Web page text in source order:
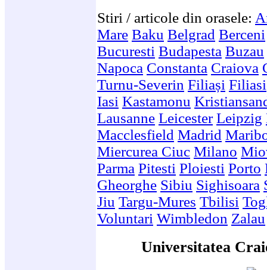
Stiri / articole din orasele:
Mare Baku Belgrad Berceni
Bucuresti Budapesta Buzau
Napoca Constanta Craiova
Turnu-Severin Filiași Filiasi
Iasi Kastamonu
Lausanne Leicester Leipzig
Macclesfield Madrid
Miercurea Ciuc Milano
Parma Pitesti Ploiesti Porto
Gheorghe Sibiu Sighisoara
Jiu Targu-Mures Tbilisi
Voluntari Wimbledon Zalau
Universitatea